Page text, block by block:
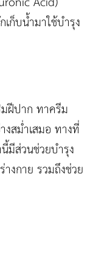
ก็บน้ำมาใช้บำรุง
ฝีปาก ทาครีม
สม่ำเสมอ ทางที่
มีส่วนช่วยบำรุง
งกาย รวมถึงช่วย